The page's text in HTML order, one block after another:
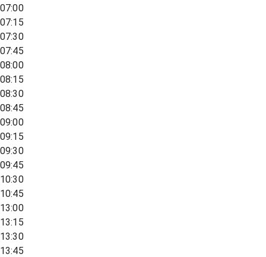
07:00
07:15
07:30
07:45
08:00
08:15
08:30
08:45
09:00
09:15
09:30
09:45
10:30
10:45
13:00
13:15
13:30
13:45